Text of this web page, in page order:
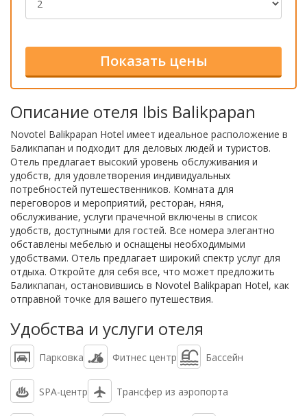
Описание отеля Ibis Balikpapan
Novotel Balikpapan Hotel имеет идеальное расположение в
Баликпапан и подходит для деловых людей и туристов.
Отель предлагает высокий уровень обслуживания и
удобств, для удовлетворения индивидуальных
потребностей путешественников. Комната для
переговоров и мероприятий, ресторан, няня,
обслуживание, услуги прачечной включены в список
удобств, доступными для гостей. Все номера элегантно
обставлены мебелью и оснащены необходимыми
удобствами. Отель предлагает широкий спектр услуг для
отдыха. Откройте для себя все, что может предложить
Баликпапан, остановившись в Novotel Balikpapan Hotel, как
отправной точке для вашего путешествия.
Удобства и услуги отеля
Парковка Фитнес центр Бассейн
SPA-центр Трансфер из аэропорта